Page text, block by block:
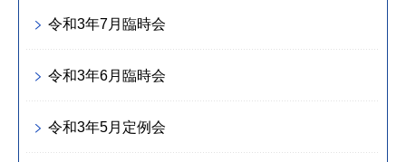
令和3年7月臨時会
令和3年6月臨時会
令和3年5月定例会